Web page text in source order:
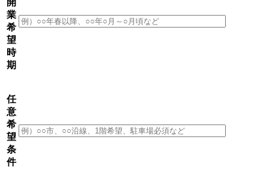
開
業
希
望
時
期
任
意
希
望
条
件